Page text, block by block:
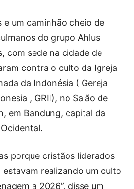
e um caminhão cheio de
do grupo Ahlus
com sede na cidade de
contra o culto da Igreja
da Indonésia ( Gereja
, GRII), no Salão de
em Bandung, capital da
porque cristãos liderados
realizando um culto
a 2026”, disse um